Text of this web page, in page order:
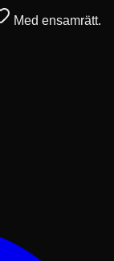
Med ensamrätt.